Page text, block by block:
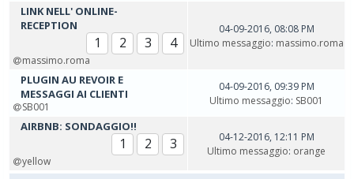
LINK NELL' ONLINE-
RECEPTION
1 2 3 4
massimo.roma
04-09-2016, 08:08 PM
Ultimo messaggio: massimo.roma
PLUGIN AU REVOIR E
MESSAGGI AI CLIENTI
SB001
04-09-2016, 09:39 PM
Ultimo messaggio: SB001
AIRBNB: SONDAGGIO!!
1 2 3
yellow
04-12-2016, 12:11 PM
Ultimo messaggio: orange